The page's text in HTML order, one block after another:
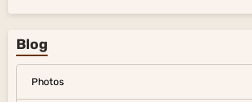
Blog
Photos